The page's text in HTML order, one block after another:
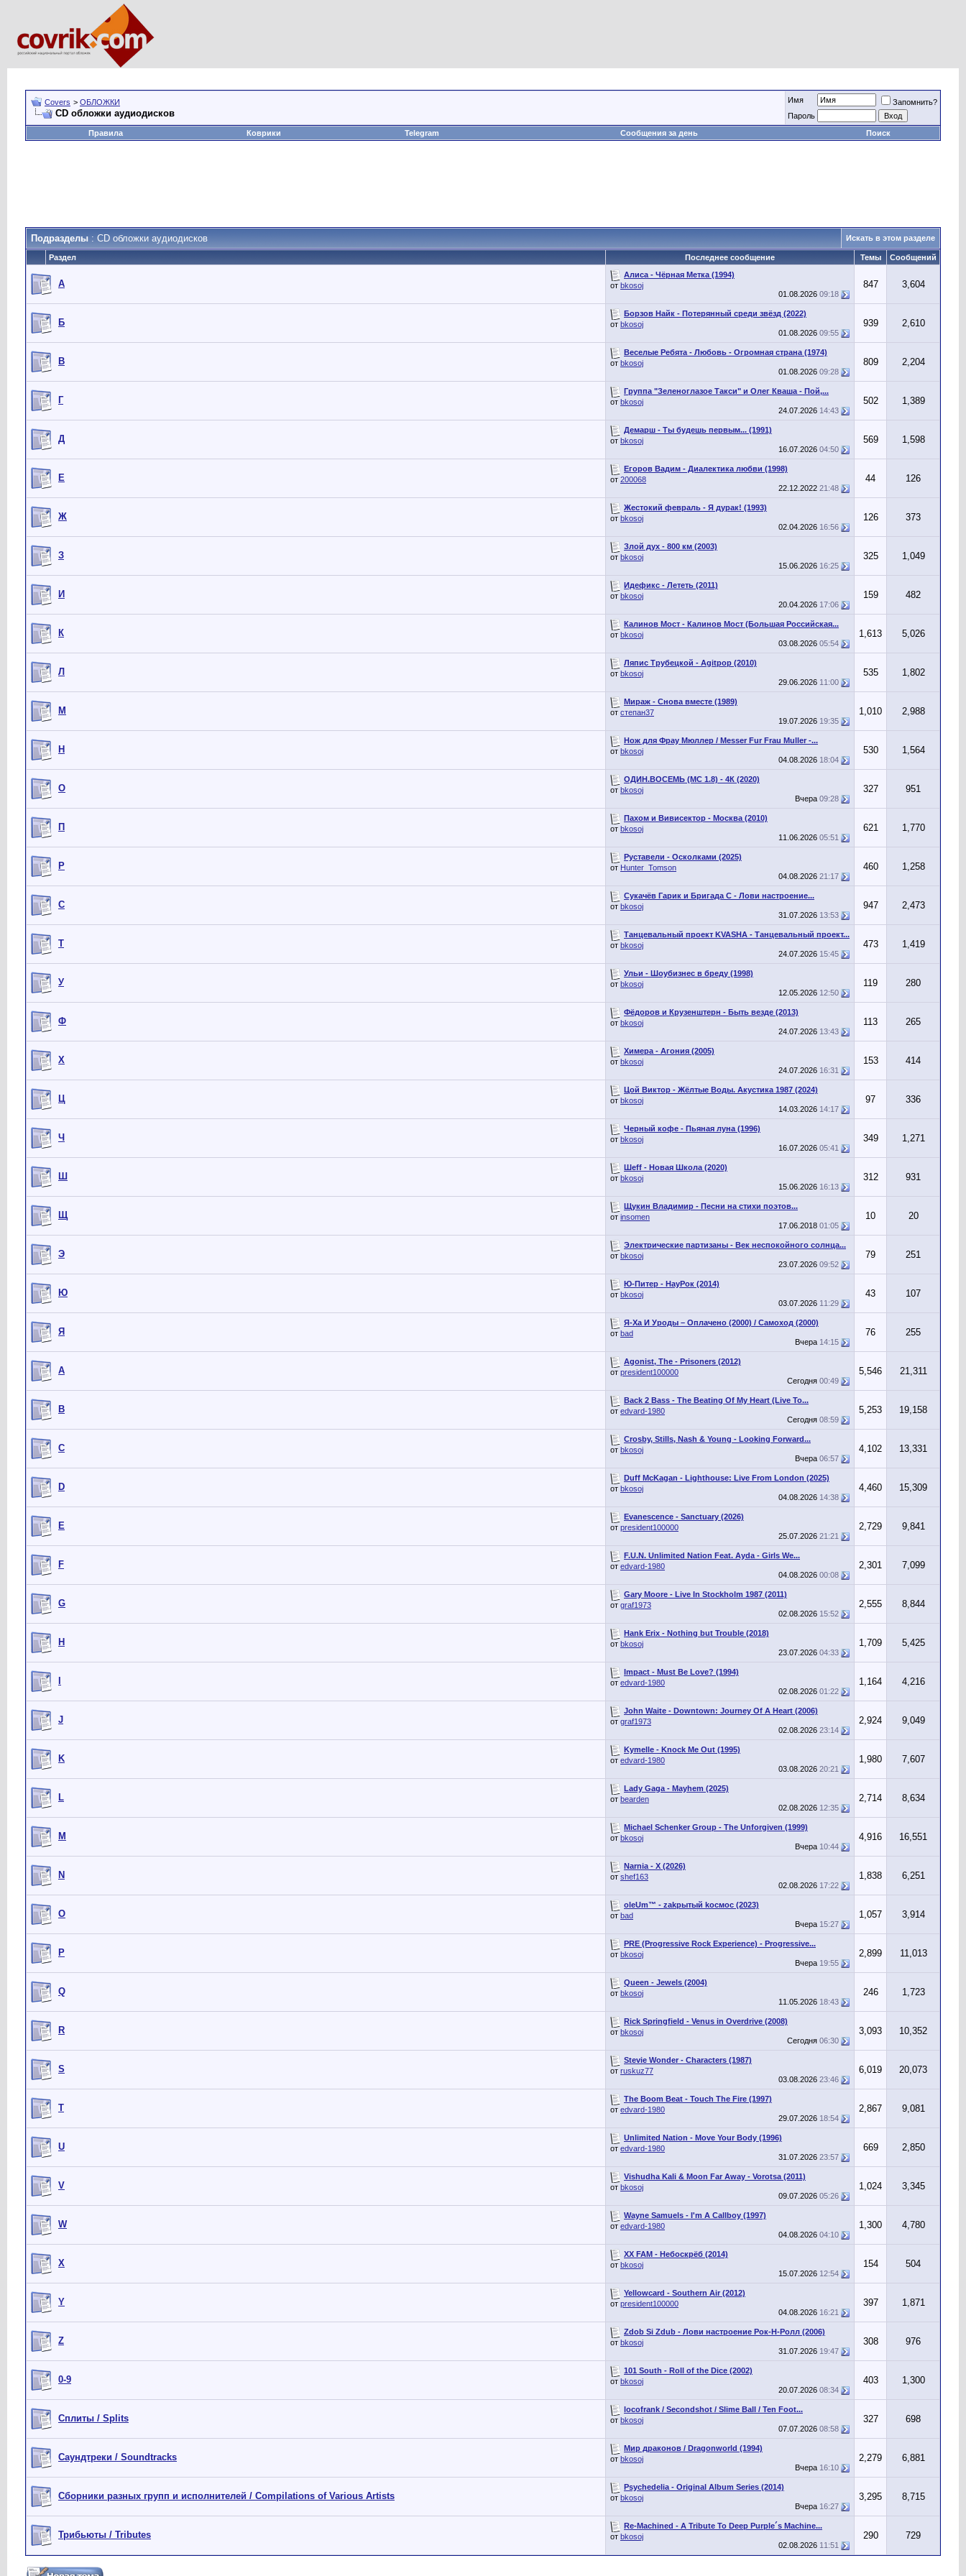
Covers > ОБЛОЖКИ
CD обложки аудиодисков
Имя
Запомнить?
Пароль
Правила
Коврики Telegram Сообщения за день Поиск
Подразделы : CD обложки аудиодисков Искать в этом разделе
Раздел Последнее сообщение Темы Сообщений
А
Алиса - Чёрная Метка (1994)
от bkosoj
01.08.2026 09:18
847 3,604
Б
Борзов Найк - Потерянный среди звёзд (2022)
от bkosoj
01.08.2026 09:55
939 2,610
В
Веселые Ребята - Любовь - Огромная страна (1974)
от bkosoj
01.08.2026 09:28
809 2,204
Г
Группа "Зеленоглазое Такси" и Олег Кваша - Пой,...
от bkosoj
24.07.2026 14:43
502 1,389
Д
Демарш - Ты будешь первым... (1991)
от bkosoj
16.07.2026 04:50
569 1,598
Е
Егоров Вадим - Диалектика любви (1998)
от 200068
22.12.2022 21:48
44 126
Ж
Жестокий февраль - Я дурак! (1993)
от bkosoj
02.04.2026 16:56
126 373
З
Злой дух - 800 км (2003)
от bkosoj
15.06.2026 16:25
325 1,049
И
Идефикс - Лететь (2011)
от bkosoj
20.04.2026 17:06
159 482
К
Калинов Мост - Калинов Мост (Большая Российская...
от bkosoj
03.08.2026 05:54
1,613 5,026
Л
Ляпис Трубецкой - Agitpop (2010)
от bkosoj
29.06.2026 11:00
535 1,802
М
Мираж - Снова вместе (1989)
от степан37
19.07.2026 19:35
1,010 2,988
Н
Нож для Фрау Мюллер / Messer Fur Frau Muller -...
от bkosoj
04.08.2026 18:04
530 1,564
О
ОДИН.ВОСЕМЬ (MC 1.8) - 4К (2020)
от bkosoj
Вчера 09:28
327 951
П
Пахом и Вивисектор - Москва (2010)
от bkosoj
11.06.2026 05:51
621 1,770
Р
Руставели - Осколками (2025)
от Hunter_Tomson
04.08.2026 21:17
460 1,258
С
Сукачёв Гарик и Бригада С - Лови настроение...
от bkosoj
31.07.2026 13:53
947 2,473
Т
Танцевальный проект KVASHA - Танцевальный проект...
от bkosoj
24.07.2026 15:45
473 1,419
У
Ульи - Шоубизнес в бреду (1998)
от bkosoj
12.05.2026 12:50
119 280
Ф
Фёдоров и Крузенштерн - Быть везде (2013)
от bkosoj
24.07.2026 13:43
113 265
Х
Химера - Агония (2005)
от bkosoj
24.07.2026 16:31
153 414
Ц
Цой Виктор - Жёлтые Воды. Акустика 1987 (2024)
от bkosoj
14.03.2026 14:17
97 336
Ч
Черный кофе - Пьяная луна (1996)
от bkosoj
16.07.2026 05:41
349 1,271
Ш
Шеff - Новая Школа (2020)
от bkosoj
15.06.2026 16:13
312 931
Щ
Щукин Владимир - Песни на стихи поэтов...
от insomen
17.06.2018 01:05
10 20
Э
Электрические партизаны - Век неспокойного солнца...
от bkosoj
23.07.2026 09:52
79 251
Ю
Ю-Питер - НауРок (2014)
от bkosoj
03.07.2026 11:29
43 107
Я
Я-Ха И Уроды – Оплачено (2000) / Самоход (2000)
от bad
Вчера 14:15
76 255
A
Agonist, The - Prisoners (2012)
от president100000
Сегодня 00:49
5,546 21,311
B
Back 2 Bass - The Beating Of My Heart (Live To...
от edvard-1980
Сегодня 08:59
5,253 19,158
C
Crosby, Stills, Nash & Young - Looking Forward...
от bkosoj
Вчера 06:57
4,102 13,331
D
Duff McKagan - Lighthouse: Live From London (2025)
от bkosoj
04.08.2026 14:38
4,460 15,309
E
Evanescence - Sanctuary (2026)
от president100000
25.07.2026 21:21
2,729 9,841
F
F.U.N. Unlimited Nation Feat. Ayda - Girls We...
от edvard-1980
04.08.2026 00:08
2,301 7,099
G
Gary Moore - Live In Stockholm 1987 (2011)
от graf1973
02.08.2026 15:52
2,555 8,844
H
Hank Erix - Nothing but Trouble (2018)
от bkosoj
23.07.2026 04:33
1,709 5,425
Impact - Must Be Love? (1994)
от edvard-1980
02.08.2026 01:22
1,164 4,216
J
John Waite - Downtown: Journey Of A Heart (2006)
от graf1973
02.08.2026 23:14
2,924 9,049
K
Kymelle - Knock Me Out (1995)
от edvard-1980
03.08.2026 20:21
1,980 7,607
L
Lady Gaga - Mayhem (2025)
от bearden
02.08.2026 12:35
2,714 8,634
M
Michael Schenker Group - The Unforgiven (1999)
от bkosoj
Вчера 10:44
4,916 16,551
N
Narnia - X (2026)
от shef163
02.08.2026 17:22
1,838 6,251
O
oleUm™ - zаkрытый kосмос (2023)
от bad
Вчера 15:27
1,057 3,914
P
PRE (Progressive Rock Experience) - Progressive...
от bkosoj
Вчера 19:55
2,899 11,013
Q
Queen - Jewels (2004)
от bkosoj
11.05.2026 18:43
246 1,723
R
Rick Springfield - Venus in Overdrive (2008)
от bkosoj
Сегодня 06:30
3,093 10,352
S
Stevie Wonder - Characters (1987)
от ruskuz77
03.08.2026 23:46
6,019 20,073
T
The Boom Beat - Touch The Fire (1997)
от edvard-1980
29.07.2026 18:54
2,867 9,081
U
Unlimited Nation - Move Your Body (1996)
от edvard-1980
31.07.2026 23:57
669 2,850
V
Vishudha Kali & Moon Far Away - Vorotsa (2011)
от bkosoj
09.07.2026 05:26
1,024 3,345
W
Wayne Samuels - I'm A Callboy (1997)
от edvard-1980
04.08.2026 04:10
1,300 4,780
X
XX FAM - Небоскрёб (2014)
от bkosoj
15.07.2026 12:54
154 504
Y
Yellowcard - Southern Air (2012)
от president100000
04.08.2026 16:21
397 1,871
Z
Zdob Si Zdub - Лови настроение Рок-Н-Ролл (2006)
от bkosoj
31.07.2026 19:47
308 976
0-9
101 South - Roll of the Dice (2002)
от bkosoj
20.07.2026 08:34
403 1,300
Сплиты / Splits
locofrank / Secondshot / Slime Ball / Ten Foot...
от bkosoj
07.07.2026 08:58
327 698
Саундтреки / Soundtracks
Мир драконов / Dragonworld (1994)
от bkosoj
Вчера 16:10
2,279 6,881
Сборники разных групп и исполнителей / Compilations of Various Artists
Psychedelia - Original Album Series (2014)
от bkosoj
Вчера 16:27
3,295 8,715
Трибьюты / Tributes
Re-Machined - A Tribute To Deep Purple´s Machine...
от bkosoj
02.08.2026 11:51
290 729